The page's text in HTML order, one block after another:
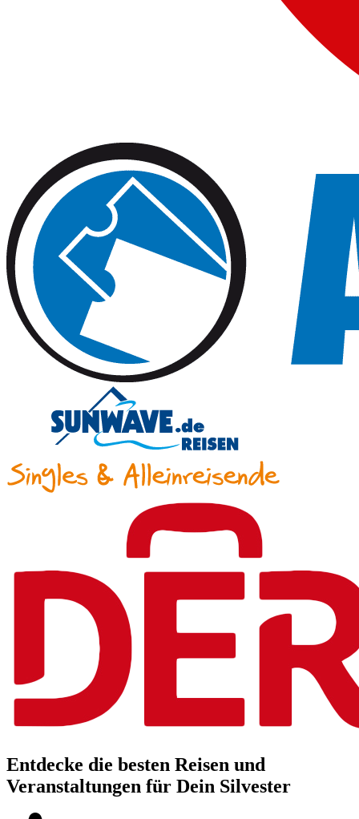
Entdecke die besten Reisen und
Veranstaltungen für Dein Silvester